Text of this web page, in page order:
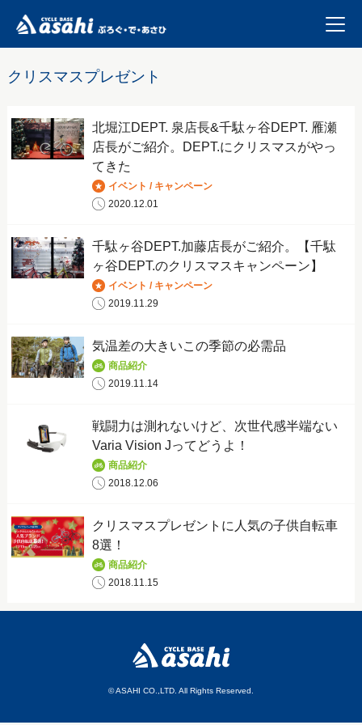
クリスマスプレゼント
北堀江DEPT. 泉店長&千駄ヶ谷DEPT. 雁瀬
店長がご紹介。DEPT.にクリスマスがやっ
てきた
イベント / キャンペーン
2020.12.01
千駄ヶ谷DEPT.加藤店長がご紹介。【千駄
ヶ谷DEPT.のクリスマスキャンペーン】
イベント / キャンペーン
2019.11.29
気温差の大きいこの季節の必需品
商品紹介
2019.11.14
戦闘力は測れないけど、次世代感半端ない
Varia Vision Jってどうよ！
商品紹介
2018.12.06
クリスマスプレゼントに人気の子供自転車
8選！
商品紹介
2018.11.15
© ASAHI CO.,LTD. All Rights Reserved.